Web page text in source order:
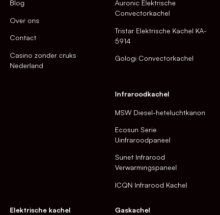
Blog
Over ons
Contact
Casino zonder cruks
Nederland
Auronic Elektrische
Convectorkachel
Tristar Elektrische Kachel KA-
5914
Gologi Convectorkachel
Infraroodkachel
MSW Diesel-heteluchtkanon
Ecosun Serie
Uinfraroodpaneel
Sunet Infrarood
Verwarmingspaneel
ICQN Infrarood Kachel
Elektrische kachel Gaskachel